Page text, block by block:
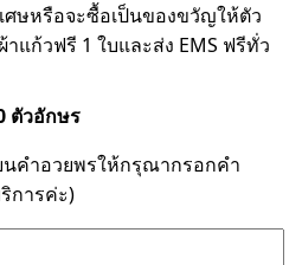
ษหรือจะซื้อเป็นของขวัญให้ตัว
แก้วฟรี 1 ใบและส่ง EMS ฟรีทั่ว
ตัวอักษร
นคำอวยพรให้กรุณากรอกคำ
การค่ะ)